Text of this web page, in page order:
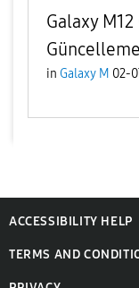
Galaxy
in Galaxy M 02-
ACCESSIBILITY HELP
TERMS AND